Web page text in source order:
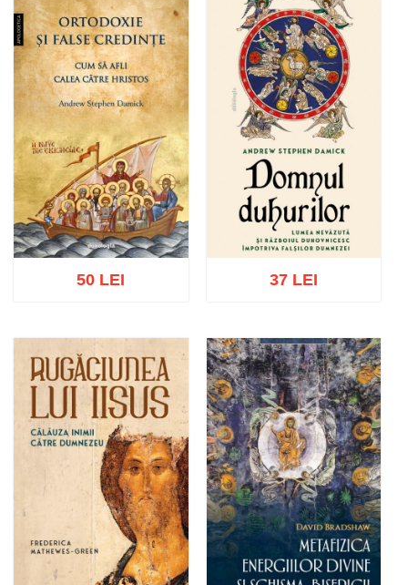
Adaugă în coș Wishlist Adaugă în coș Wishlist
Adaugă în coș Wishlist
50 LEI
Adaugă în coș Wishlist
37 LEI